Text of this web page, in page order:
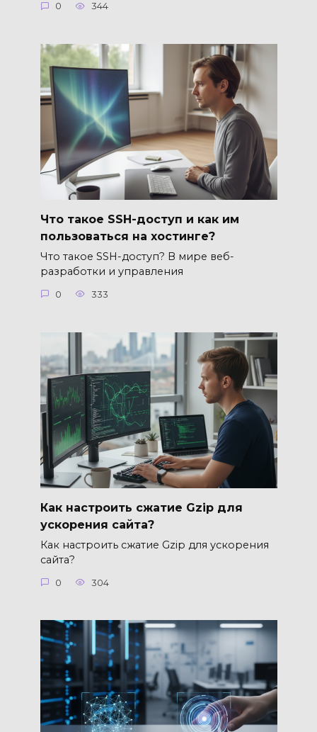
0 344
Что такое SSH-доступ и как им
пользоваться на хостинге?
Что такое SSH-доступ? В мире веб-
разработки и управления
0 333
Как настроить сжатие Gzip для
ускорения сайта?
Как настроить сжатие Gzip для ускорения
сайта?
0 304